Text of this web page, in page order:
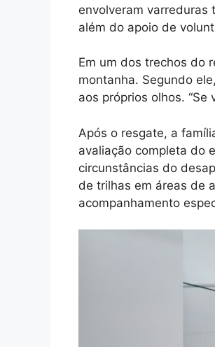
envolveram varreduras
além do apoio de
Em um dos trechos do
montanha. Segundo
aos próprios olhos.
Após o resgate, a
avaliação completa do
circunstâncias do
de trilhas em áreas de
acompanhamento